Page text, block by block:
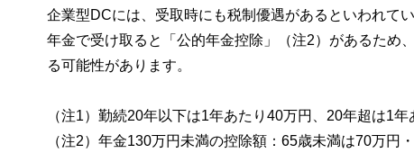
企業型DCには、受取時にも税制優遇があるといわれて
年金で受け取ると「公的年金控除」（注2）があるため
る可能性があります。
（注1）勤続20年以下は1年あたり40万円、20年超は1
（注2）年金130万円未満の控除額：65歳未満は70万円